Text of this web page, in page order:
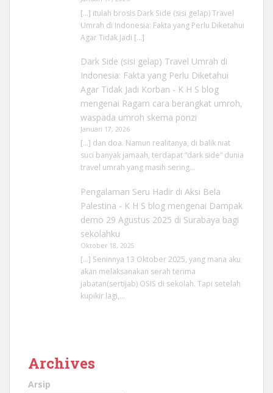
[…] itulah brosis Dark Side (sisi gelap) Travel
Umrah di Indonesia: Fakta yang Perlu Diketahui
Agar Tidak Jadi […]
Dark Side (sisi gelap) Travel Umrah di
Indonesia: Fakta yang Perlu Diketahui
Agar Tidak Jadi Korban - K H S blog
mengenai Ragam cara berangkat umroh,
waspada umroh skema ponzi
Januari 17, 2026
[…] dan doa. Namun realitanya, di balik niat
suci banyak jamaah, terdapat “dark side” dunia
travel umrah yang masih sering…
Pengalaman Seru Hadir di Aksi Bela
Palestina - K H S blogmengenai Dampak
demo 29 Agustus 2025 di Surabaya bagi
sekolahku
Oktober 18, 2025
[…] Seninnya 13 Oktober 2025, yang mana aku
akan melaksanakan serah terima
jabatan(sertijab) OSIS di sekolah. Tapi setelah
kupikir lagi,…
Archives
Arsip